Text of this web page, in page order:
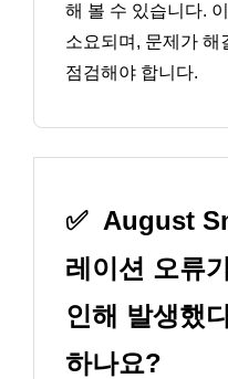
해 볼 수 있습니다.
소요되며, 문제가 해
점검해야 합니다.
✅ August
레이션 오류
인해 발생했
하나요?